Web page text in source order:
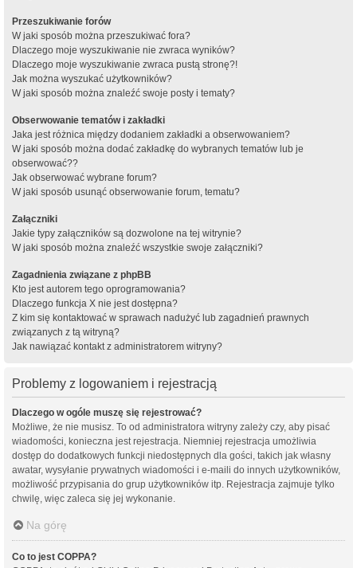
Przeszukiwanie forów
W jaki sposób można przeszukiwać fora?
Dlaczego moje wyszukiwanie nie zwraca wyników?
Dlaczego moje wyszukiwanie zwraca pustą stronę?!
Jak można wyszukać użytkowników?
W jaki sposób można znaleźć swoje posty i tematy?
Obserwowanie tematów i zakładki
Jaka jest różnica między dodaniem zakładki a obserwowaniem?
W jaki sposób można dodać zakładkę do wybranych tematów lub je
obserwować??
Jak obserwować wybrane forum?
W jaki sposób usunąć obserwowanie forum, tematu?
Załączniki
Jakie typy załączników są dozwolone na tej witrynie?
W jaki sposób można znaleźć wszystkie swoje załączniki?
Zagadnienia związane z phpBB
Kto jest autorem tego oprogramowania?
Dlaczego funkcja X nie jest dostępna?
Z kim się kontaktować w sprawach nadużyć lub zagadnień prawnych
związanych z tą witryną?
Jak nawiązać kontakt z administratorem witryny?
Problemy z logowaniem i rejestracją
Dlaczego w ogóle muszę się rejestrować?
Możliwe, że nie musisz. To od administratora witryny zależy czy, aby pisać
wiadomości, konieczna jest rejestracja. Niemniej rejestracja umożliwia
dostęp do dodatkowych funkcji niedostępnych dla gości, takich jak własny
awatar, wysyłanie prywatnych wiadomości i e-maili do innych użytkowników,
możliwość przypisania do grup użytkowników itp. Rejestracja zajmuje tylko
chwilę, więc zaleca się jej wykonanie.
Na górę
Co to jest COPPA?